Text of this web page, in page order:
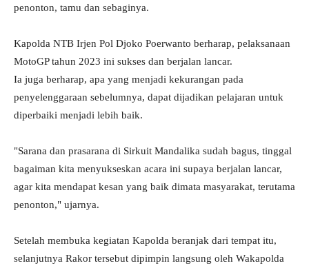
penonton, tamu dan sebaginya.
Kapolda NTB Irjen Pol Djoko Poerwanto berharap, pelaksanaan
MotoGP tahun 2023 ini sukses dan berjalan lancar.
Ia juga berharap, apa yang menjadi kekurangan pada
penyelenggaraan sebelumnya, dapat dijadikan pelajaran untuk
diperbaiki menjadi lebih baik.
"Sarana dan prasarana di Sirkuit Mandalika sudah bagus, tinggal
bagaiman kita menyukseskan acara ini supaya berjalan lancar,
agar kita mendapat kesan yang baik dimata masyarakat, terutama
penonton," ujarnya.
Setelah membuka kegiatan Kapolda beranjak dari tempat itu,
selanjutnya Rakor tersebut dipimpin langsung oleh Wakapolda